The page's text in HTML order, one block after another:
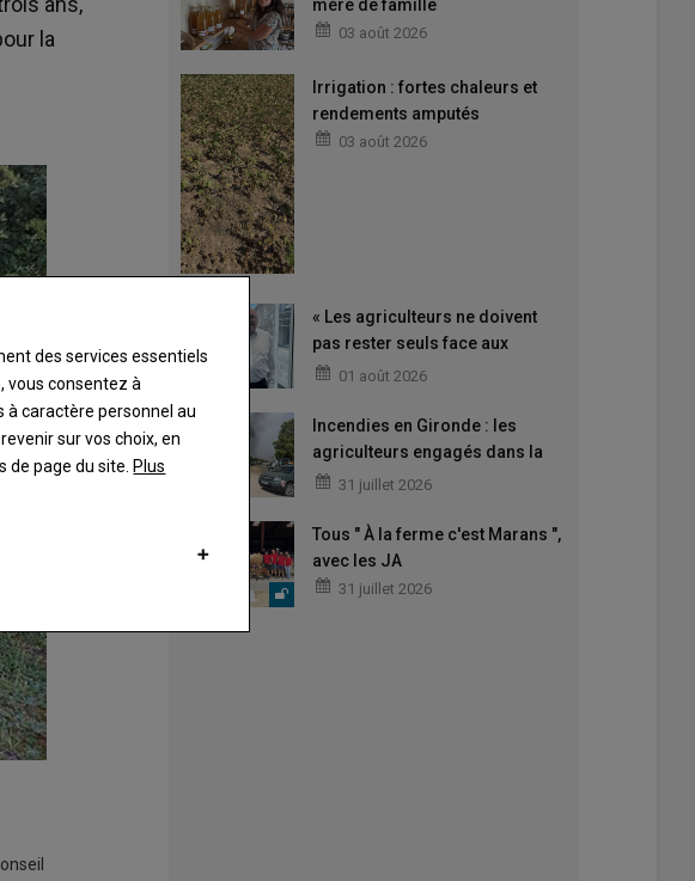
la
mère de famille
03 août 2026
Irrigation : fortes chaleurs et
rendements amputés
03 août 2026
« Les agriculteurs ne doivent
pas rester seuls face aux
difficultés »
01 août 2026
Incendies en Gironde : les
agriculteurs engagés dans la
lutte31 juillet 2026
Tous " À la ferme c'est Marans ",
avec les JA
31 juillet 2026
des services essentiels
vous consentez à
à caractère personnel au
sur vos choix, en
de page du site.Plus